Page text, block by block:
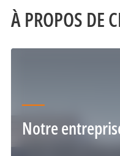
À PROPOS DE
Notre